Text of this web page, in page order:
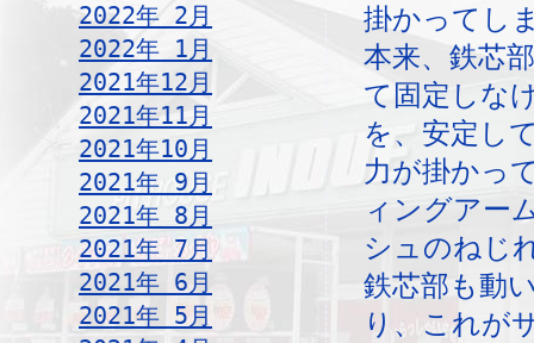
2022年 2月
2022年 1月
2021年12月
2021年11月
2021年10月
2021年 9月
2021年 8月
2021年 7月
2021年 6月
2021年 5月
掛かってし
本来、鉄芯
て固定しな
を、安定し
力が掛かっ
ィングアー
シュのねじ
鉄芯部も動
り、これが